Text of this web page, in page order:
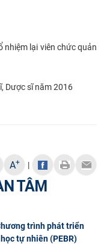
nhiệm lại viên chức quản
Dược sĩ năm 2016​​
A+ |
TÂM
trình phát triển
tự nhiên (PEBR)